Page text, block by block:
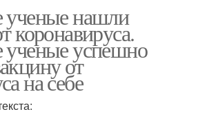
ученые нашли
коронавируса.
ученые успешно
от
на себе